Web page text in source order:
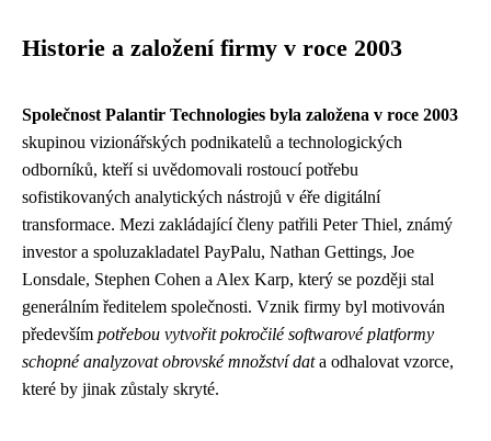
Historie a založení firmy v roce 2003
Společnost Palantir Technologies byla založena v roce 2003
skupinou vizionářských podnikatelů a technologických
odborníků, kteří si uvědomovali rostoucí potřebu
sofistikovaných analytických nástrojů v éře digitální
transformace. Mezi zakládající členy patřili Peter Thiel, známý
investor a spoluzakladatel PayPalu, Nathan Gettings, Joe
Lonsdale, Stephen Cohen a Alex Karp, který se později stal
generálním ředitelem společnosti. Vznik firmy byl motivován
především potřebou vytvořit pokročilé softwarové platformy
schopné analyzovat obrovské množství data odhalovat vzorce,
které by jinak zůstaly skryté.